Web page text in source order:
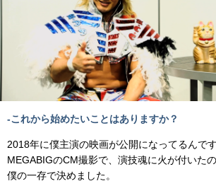
-これから始めたいことはありますか？
2018年に僕主演の映画が公開になってるんで
MEGABIGのCM撮影で、演技魂に火が付いた
僕の一存で決めました。